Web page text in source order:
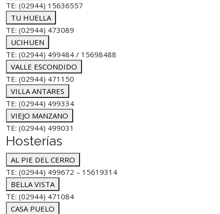
TE: (02944) 15636557
TU HUELLA
TE: (02944) 473089
UCIHUEN
TE: (02944) 499484 / 15698488
VALLE ESCONDIDO
TE: (02944) 471150
VILLA ANTARES
TE: (02944) 499334
VIEJO MANZANO
TE: (02944) 499031
Hosterías
AL PIE DEL CERRO
TE: (02944) 499672 – 15619314
BELLA VISTA
TE: (02944) 471084
CASA PUELO